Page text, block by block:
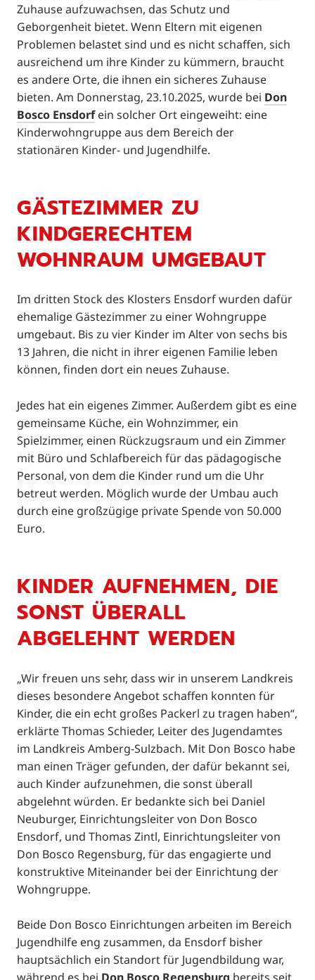
Zuhause aufzuwachsen, das Schutz und
Geborgenheit bietet. Wenn Eltern mit eigenen
Problemen belastet sind und es nicht schaffen, sich
ausreichend um ihre Kinder zu kümmern, braucht
es andere Orte, die ihnen ein sicheres Zuhause
bieten. Am Donnerstag, 23.10.2025, wurde bei Don
Bosco Ensdorfein solcher Ort eingeweiht: eine
Kinderwohngruppe aus dem Bereich der
stationären Kinder- und Jugendhilfe.
GÄSTEZIMMER ZU
KINDGERECHTEM
WOHNRAUM UMGEBAUT
Im dritten Stock des Klosters Ensdorf wurden dafür
ehemalige Gästezimmer zu einer Wohngruppe
umgebaut. Bis zu vier Kinder im Alter von sechs bis
13 Jahren, die nicht in ihrer eigenen Familie leben
können, finden dort ein neues Zuhause.
Jedes hat ein eigenes Zimmer. Außerdem gibt es eine
gemeinsame Küche, ein Wohnzimmer, ein
Spielzimmer, einen Rückzugsraum und ein Zimmer
mit Büro und Schlafbereich für das pädagogische
Personal, von dem die Kinder rund um die Uhr
betreut werden. Möglich wurde der Umbau auch
durch eine großzügige private Spende von 50.000
Euro.
KINDER AUFNEHMEN, DIE
SONST ÜBERALL
ABGELEHNT WERDEN
„Wir freuen uns sehr, dass wir in unserem Landkreis
dieses besondere Angebot schaffen konnten für
Kinder, die ein echt großes Packerl zu tragen haben“,
erklärte Thomas Schieder, Leiter des Jugendamtes
im Landkreis Amberg-Sulzbach. Mit Don Bosco habe
man einen Träger gefunden, der dafür bekannt sei,
auch Kinder aufzunehmen, die sonst überall
abgelehnt würden. Er bedankte sich bei Daniel
Neuburger, Einrichtungsleiter von Don Bosco
Ensdorf, und Thomas Zintl, Einrichtungsleiter von
Don Bosco Regensburg, für das engagierte und
konstruktive Miteinander bei der Einrichtung der
Wohngruppe.
Beide Don Bosco Einrichtungen arbeiten im Bereich
Jugendhilfe eng zusammen, da Ensdorf bisher
hauptsächlich ein Standort für Jugendbildung war,